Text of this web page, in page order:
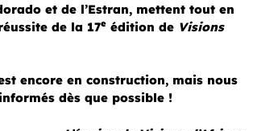
et de l’Estran, mettent tout en
de la 17e édition de Visions
encore en construction, mais nous
dès que possible !